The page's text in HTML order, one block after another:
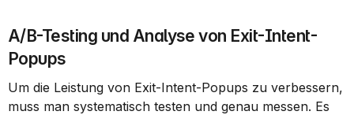
A/B-Testing und Analyse von Exit-Intent-
Popups
Um die Leistung von Exit-Intent-Popups zu verbessern,
muss man systematisch testen und genau messen. Es